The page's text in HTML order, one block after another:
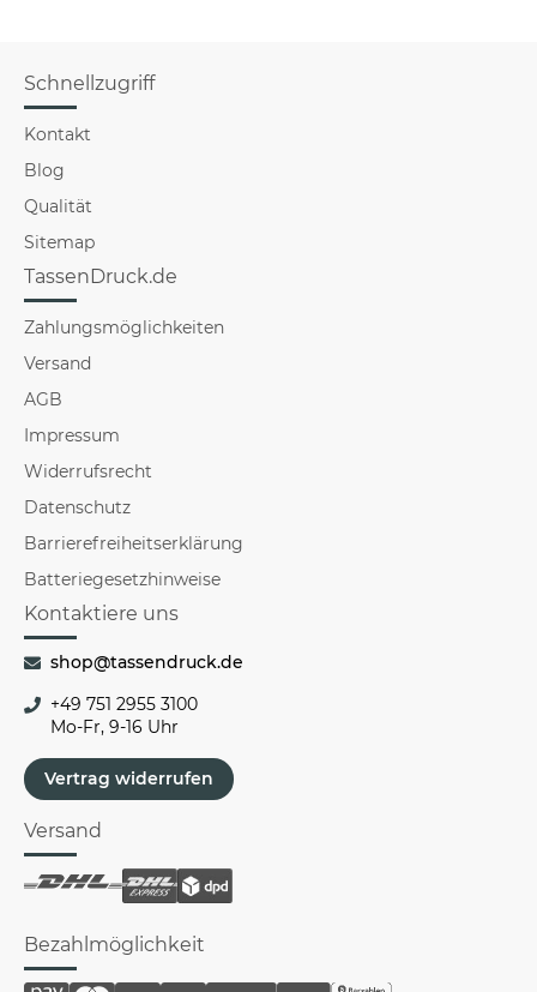
Schnellzugriff
Kontakt
Blog
Qualität
Sitemap
TassenDruck.de
Zahlungsmöglichkeiten
Versand
AGB
Impressum
Widerrufsrecht
Datenschutz
Barrierefreiheitserklärung
Batteriegesetzhinweise
Kontaktiere uns
shop@tassendruck.de
+49 751 2955 3100
Mo-Fr, 9-16 Uhr
Vertrag widerrufen
Versand
Bezahlmöglichkeit